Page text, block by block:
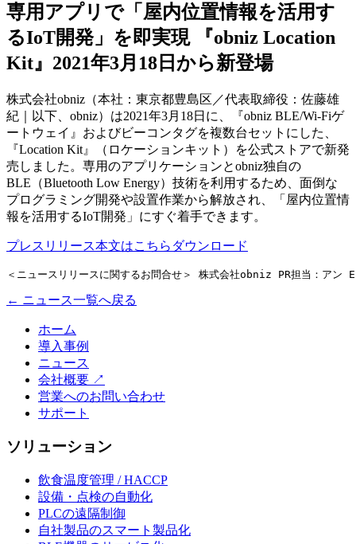
専用アプリで「屋内位置情報を活用す
るIoT開発」を即実現 『obniz Location
Kit』2021年3月18日から新登場
株式会社obniz（本社：東京都豊島区／代表取締役：佐藤雄
紀｜以下、obniz）は2021年3月18日に、『obniz BLE/Wi-Fiゲ
ートウェイ』およびビーコンタグを複数台セットにした、
『Location Kit』（ロケーションキット）を公式ストアで新発
売しました。専用のアプリケーションとobniz独自の
BLE（Bluetooth Low Energy）技術を利用するため、面倒な
プログラミング開発や設置作業から解放され、「屋内位置情
報を活用するIoT開発」にすぐ着手できます。
プレスリリース本文はこちらダウンロード
＜ニュースリリースに関するお問合せ＞ 株式会社obniz PR担当：アン
← ニュース一覧へ戻る
ホーム
導入事例
ニュース
会社概要 ↗
営業へのお問い合わせ
サポート
ソリューション
飲食温度管理 / HACCP
設備・点検の自動化
PLCの遠隔制御
自社製品のスマート製品化